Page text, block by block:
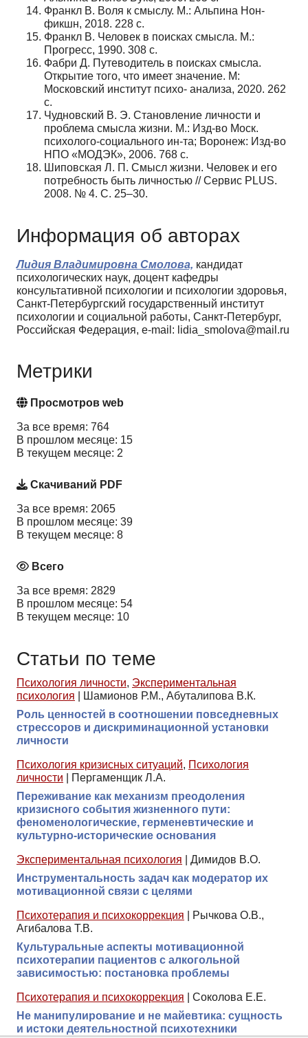
Франкл В. Воля к смыслу. М.: Альпина Нон-
фикшн, 2018. 228 с.
Франкл В. Человек в поисках смысла. М.:
Прогресс, 1990. 308 с.
Фабри Д. Путеводитель в поисках смысла.
Открытие того, что имеет значение. М:
Московский институт психо- анализа, 2020. 262
с.
Чудновский В. Э. Становление личности и
проблема смысла жизни. М.: Изд-во Моск.
психолого-социального ин-та; Воронеж: Изд-во
НПО «МОДЭК», 2006. 768 с.
Шиповская Л. П. Смысл жизни. Человек и его
потребность быть личностью // Сервис PLUS.
2008. № 4. С. 25–30.
Информация об авторах
Лидия Владимировна Смолова, кандидат
психологических наук, доцент кафедры
консультативной психологии и психологии здоровья,
Санкт-Петербургский государственный институт
психологии и социальной работы, Санкт-Петербург,
Российская Федерация, e-mail: lidia_smolova@mail.ru
Метрики
Просмотров web
За все время: 764
В прошлом месяце: 15
В текущем месяце: 2
Скачиваний PDF
За все время: 2065
В прошлом месяце: 39
В текущем месяце: 8
Всего
За все время: 2829
В прошлом месяце: 54
В текущем месяце: 10
Статьи по теме
Психология личности, Экспериментальная
психология
Шамионов Р.М., Абуталипова В.К.
Роль ценностей в соотношении повседневных
стрессоров и дискриминационной установки
личности
Психология кризисных ситуаций, Психология
личности
Пергаменщик Л.А.
Переживание как механизм преодоления
кризисного события жизненного пути:
феноменологические, герменевтические и
культурно-исторические основания
Экспериментальная психология
Димидов В.О.
Инструментальность задач как модератор их
мотивационной связи с целями
Психотерапия и психокоррекция
Рычкова О.В.,
Агибалова Т.В.
Культуральные аспекты мотивационной
психотерапии пациентов с алкогольной
зависимостью: постановка проблемы
Психотерапия и психокоррекция
Соколова Е.Е.
Не манипулирование и не майевтика: сущность
и истоки деятельностной психотехники